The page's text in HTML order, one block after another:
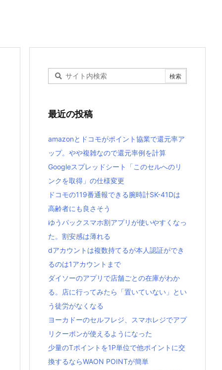
最近の投稿
amazonとドコモがポイント協業で還元率ア
ップ。やや複雑なので還元率例を計算
Googleスプレッドシート「このセルへのリ
ンクを取得」の仕様変更
ドコモの119番通報できる腕時計SK-41Dは
高齢者にも良さそう
ゆうパックスマホ割アプリが使いやすくなっ
た。割安感は薄れる
dアカウントは複数持てるが本人認証ができ
るのは1アカウントまで
ダイソーのアプリで店舗ごとの在庫がわか
る。店に行ってみたら「置いていない」とい
う徒労がなくなる
ヨーカドーのセルフレジ、スマホレジでアプ
リクーポンが使えるようになった
少量のTポイントを1P単位で他ポイントに交
換するならWAON POINTが簡単